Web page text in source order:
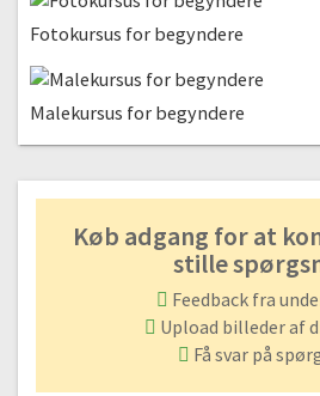
Fotokursus for begyndere
Malekursus for begyndere
Køb adgang for at
stille
Feedback fra
Upload billeder af
Få svar på